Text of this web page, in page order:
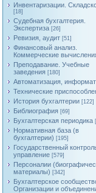
Инвентаризации.
[18]
Судебная бухгалтерия.
Экспертиза [26]
Ревизия, аудит [51]
Финансовый анализ.
Коммерческие
Преподавание. Учебные
заведения [180]
Автоматизация,
Технические
История бухгалтерии [122]
Библиография [69]
Бухгалтерская периодика
Нормативная база (в
бухгалтерии) [195]
Государственный
управление [579]
Персоналии
материалы) [342]
Бухгалтерское
Организации и